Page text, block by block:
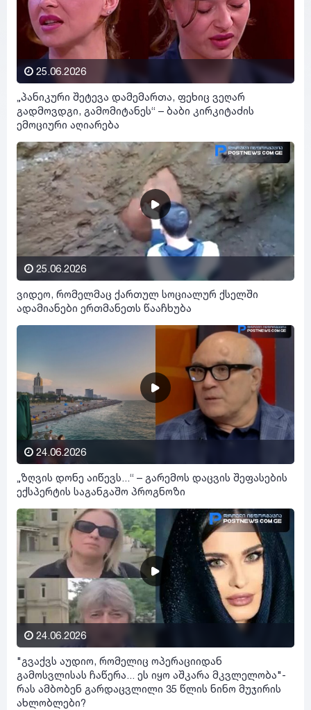
25.06.2026
„პანიკური შეტევა დამემართა, ფეხიც ვეღარ
გადმოვდგი, გამომიტანეს“ – ბაბი კირკიტაძის
ემოციური აღიარება
25.06.2026
ვიდეო, რომელმაც ქართულ სოციალურ ქსელში
ადამიანები ერთმანეთს წააჩხუბა
24.06.2026
„ზღვის დონე აიწევს...“ – გარემოს დაცვის შეფასების
ექსპერტის საგანგაშო პროგნოზი
24.06.2026
"გვაქვს აუდიო, რომელიც ოპერაციიდან
გამოსვლისას ჩაწერა... ეს იყო აშკარა მკვლელობა"-
რას ამბობენ გარდაცვლილი 35 წლის ნინო მუჯირის
ახლობლები?